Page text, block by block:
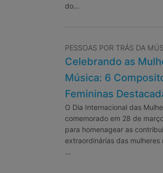
do…
PESSOAS POR TRÁS DA
Celebrando as
Música: 6
Femininas
O Dia Internacional das
comemorado em 28 de
para homenagear as
extraordinárias das mulheres
…